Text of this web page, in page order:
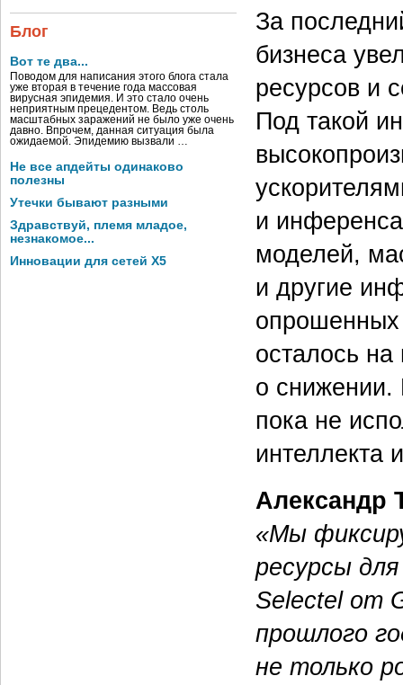
Блог
Вот те два...
Поводом для написания этого блога стала
уже вторая в течение года массовая
вирусная эпидемия. И это стало очень
неприятным прецедентом. Ведь столь
масштабных заражений не было уже очень
давно. Впрочем, данная ситуация была
ожидаемой. Эпидемию вызвали …
Не все апдейты одинаково
полезны
Утечки бывают разными
Здравствуй, племя младое,
незнакомое...
Инновации для сетей X5
За
бизнеса
ресурсов и
Под такой
и
моделей,
и другие
опрошенных
осталось
о снижении.
пока не
интеллекта
Александр
«Мы
ресурсы
Selectel от
прошлого
не только